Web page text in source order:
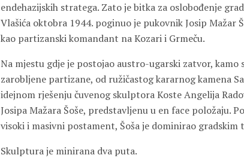
endehazijskih stratega. Zato je bitka za oslobođenje
Vlašića oktobra 1944. poginuo je pukovnik Josip Mažar
kao partizanski komandant na Kozari i Grmeču.
Na mjestu gdje je postojao austro-ugarski zatvor,
zarobljene partizane, od ružičastog kararnog kamena
idejnom rješenju čuvenog skulptora Koste Angelija
Josipa Mažara Šoše, predstavljenu u en face položaju.
visoki i masivni postament, Šoša je dominirao gradskim
Skulptura je minirana dva puta.